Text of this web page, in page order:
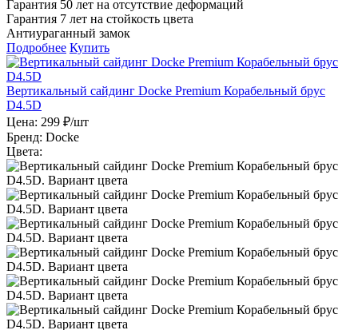
Гарантия 50 лет на отсутствие деформаций
Гарантия 7 лет на стойкость цвета
Антиураганный замок
Подробнее Купить
Вертикальный сайдинг Docke Premium Корабельный брус
D4.5D
Цена: 299 ₽/шт
Бренд: Docke
Цвета: